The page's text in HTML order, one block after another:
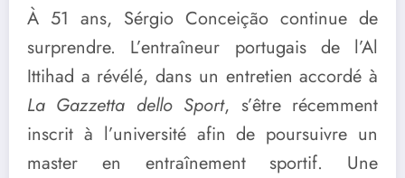
À 51 ans, Sérgio Conceição continue de
surprendre. L’entraîneur portugais de l’Al
Ittihad a révélé, dans un entretien accordé à
La Gazzetta dello Sport, s’être récemment
inscrit à l’université afin de poursuivre un
master en entraînement sportif. Une